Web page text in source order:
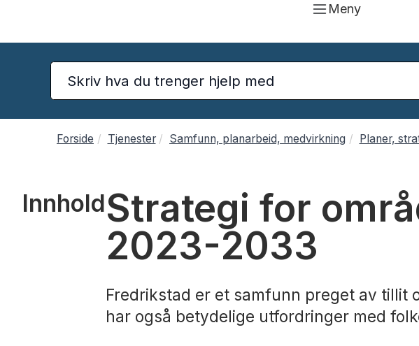
Meny
Forside Tjenester Samfunn, planarbeid, medvirkning Planer,
InnholdStrategi for
2023-2033
Fredrikstad er et samfunn preget av tillit
har også betydelige utfordringer med